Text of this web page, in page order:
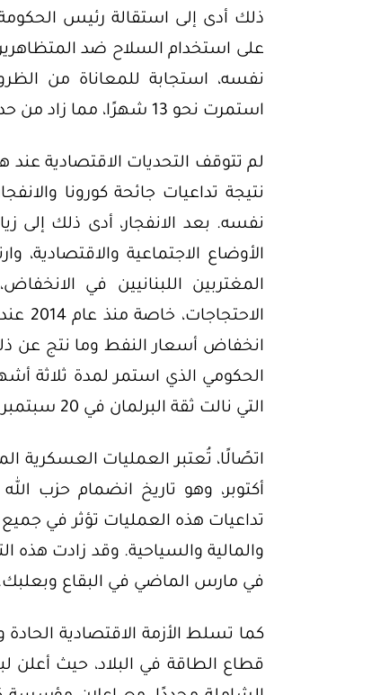
نفسه، استجابة للمعاناة من
استمرت نحو 13 شهرًا، مما زاد من حدة التدهور الاقتصادي.
نتيجة تداعيات جائحة كورونا
نفسه. بعد الانفجار، أدى ذلك إلى
الأوضاع الاجتماعية والاقتصادية،
المغتربين اللبنانيين في
انخفاض أسعار النفط وما نتج عن
الحكومي الذي استمر لمدة ثلاثة
التي نالت ثقة البرلمان في 20 سبتمبر 2021.
اتصًالًا، تُعتبر العمليات العسكرية
أكتوبر، وهو تاريخ انضمام حزب
تداعيات هذه العمليات تؤثر في
والمالية والسياحية. وقد زادت هذه
في مارس الماضي في البقاع
كما تسلط الأزمة الاقتصادية